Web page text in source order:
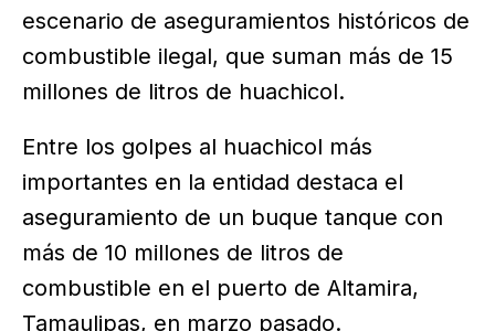
escenario de aseguramientos históricos de
combustible ilegal, que suman más de 15
millones de litros de huachicol.
Entre los golpes al huachicol más
importantes en la entidad destaca el
aseguramiento de un buque tanque con
más de 10 millones de litros de
combustible en el puerto de Altamira,
Tamaulipas, en marzo pasado.